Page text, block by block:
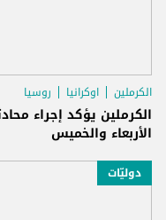
الكرملين اوكرانيا روسيا
الكرملين يؤكد إجراء
الأربعاء والخميس
دوليّات